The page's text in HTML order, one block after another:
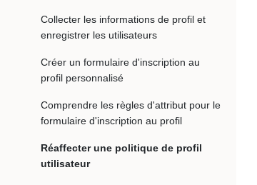
Collecter les informations de profil et
enregistrer les utilisateurs
Créer un formulaire d'inscription au
profil personnalisé
Comprendre les règles d'attribut pour le
formulaire d'inscription au profil
Réaffecter une politique de profil
utilisateur